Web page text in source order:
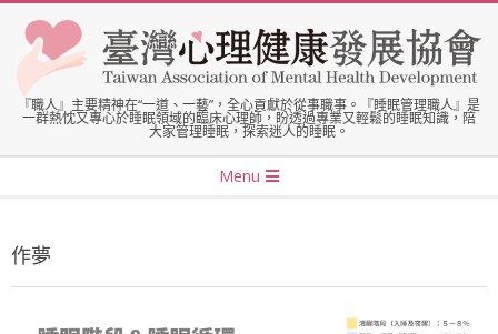
content
臺
灣
心
理
『職人』主要精神在“一道、一藝”，全心貢獻於從事職事。『睡眠管理職人』是
一群熱忱又專心於睡眠領域的臨床心理師，盼透過專業又輕鬆的睡眠知識，陪
大家管理睡眠，探索迷人的睡眠。
Menu
作夢